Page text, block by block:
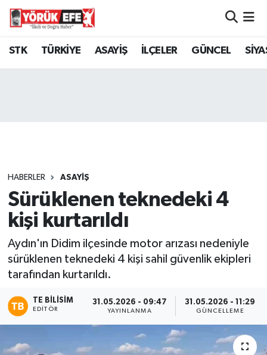
STK TÜRKİYE ASAYİŞ İLÇELER GÜNCEL
HABERLER ASAYİŞ
Sürüklenen teknedeki 4
kişi kurtarıldı
Aydın'ın Didim ilçesinde motor arızası nedeniyle
sürüklenen teknedeki 4 kişi sahil güvenlik ekipleri
tarafından kurtarıldı.
TE BILISIM
EDITÖR
31.05.2026 - 09:47
YAYINLANMA
31.05.2026 - 11:29
GÜNCELLEME
Aydın Nöbetçi Eczaneler
Tüm Manşetler
Son Dakika Haberleri
Haber Arşivi